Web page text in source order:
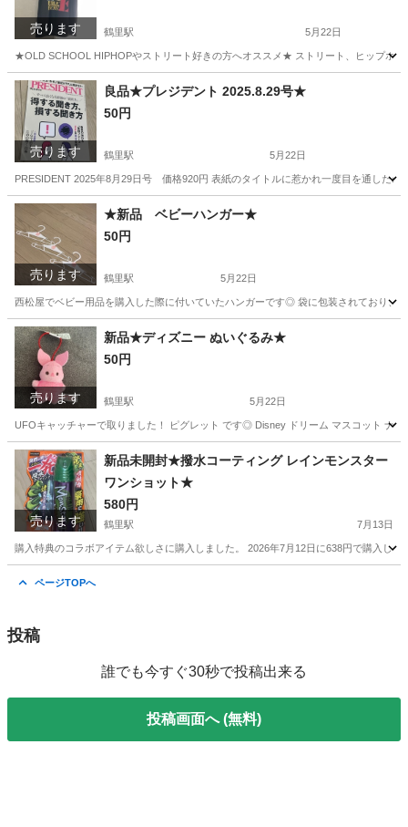
売ります 鶴里駅 5月22日
★OLD SCHOOL HIPHOPやストリート好きの方へオススメ★ ストリート、ヒップホ
愛知 名古屋市 鶴里駅 Tシャツ
売ります
良品★プレジデント 2025.8.29号★
50円
鶴里駅 5月22日
PRESIDENT 2025年8月29日号 価格920円 表紙のタイトルに惹かれ一度目を通した
愛知 名古屋市 鶴里駅 ビジネス、経済
売ります
★新品 ベビーハンガー★
50円
鶴里駅 5月22日
西松屋でベビー用品を購入した際に付いていたハンガーです◎ 袋に包装されてお
愛知 名古屋市 鶴里駅 家庭用品 ベビー
売ります
新品★ディズニー ぬいぐるみ★
50円
鶴里駅 5月22日
UFOキャッチャーで取りました！ ピグレット です◎ Disney ドリーム マスコット ナム
愛知 名古屋市 鶴里駅 その他
売ります
新品未開封★撥水コーティング レインモンスター
ワンショット★
580円
鶴里駅 7月13日
購入特典のコラボアイテム欲しさに購入しました。 2026年7月12日に638円で購入し
ページTOPへ
投稿
誰でも今すぐ30秒で投稿出来る
投稿画面へ (無料)